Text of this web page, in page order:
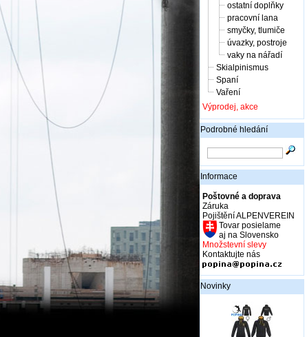
ostatní doplňky
pracovní lana
smyčky, tlumiče
úvazky, postroje
vaky na nářadí
Skialpinismus
Spaní
Vaření
Výprodej, akce
Podrobné hledání
Informace
Poštovné a doprava
Záruka
Pojištění ALPENVEREIN
Tovar posielame
aj na Slovensko
Množstevní slevy
Kontaktujte nás
Novinky